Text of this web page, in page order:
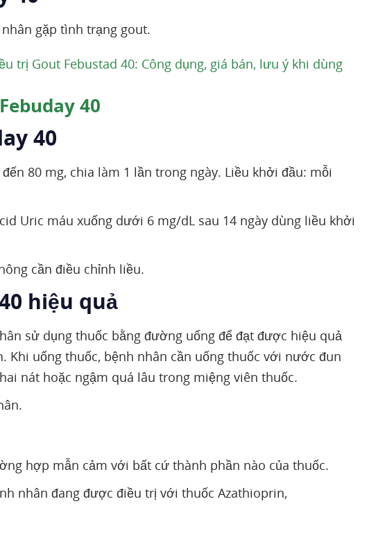
gặp tình trạng gout.
trị Gout Febustad 40: Công dụng, giá bán, lưu ý khi dùng
40
40
80 mg, chia làm 1 lần trong ngày. Liều khởi đầu: mỗi
Uric máu xuống dưới 6 mg/dL sau 14 ngày dùng liều khởi
cần điều chỉnh liều.
hiệu quả
sử dụng thuốc bằng đường uống để đạt được hiệu quả
uống thuốc, bệnh nhân cần uống thuốc với nước đun
nát hoặc ngậm quá lâu trong miệng viên thuốc.
hợp mẫn cảm với bất cứ thành phần nào của thuốc.
nhân đang được điều trị với thuốc Azathioprin,